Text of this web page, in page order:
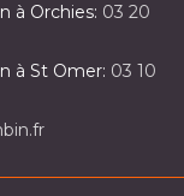
à Orchies: 03 20
à St Omer: 03 10